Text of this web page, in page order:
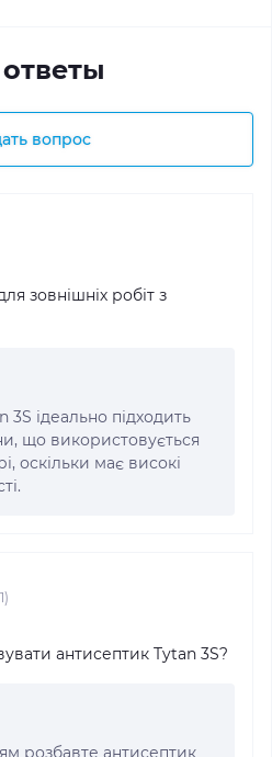
вопрос
зовнішніх робіт з
3S ідеально підходить
що використовується
оскільки має високі
антисептик Tytan 3S?
розбавте антисептик